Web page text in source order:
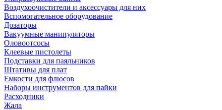
Воздухоочистители и аксессуары для них
Вспомогательное оборудование
Дозаторы
Вакуумные манипуляторы
Оловоотсосы
Клеевые пистолеты
Подставки для паяльников
Штативы для плат
Емкости для флюсов
Наборы инструментов для пайки
Расходники
Жала